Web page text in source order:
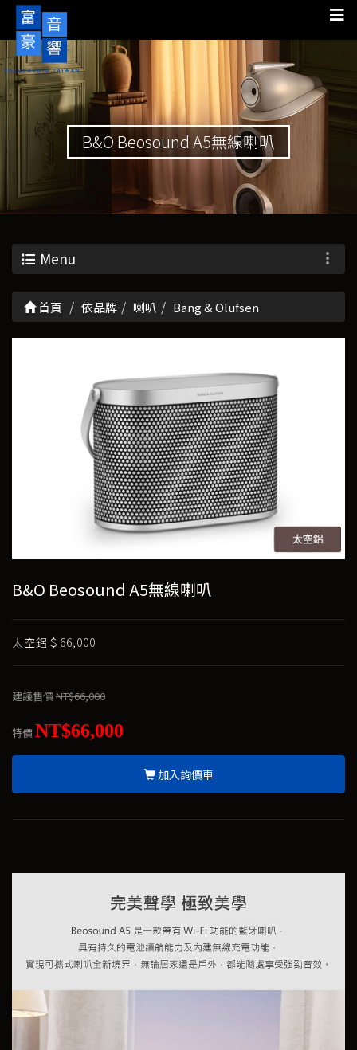
B&O Beosound A5無線喇叭
Menu
首頁 依品牌 喇叭 Bang & Olufsen
B&O Beosound A5無線喇叭
太空鋁＄66,000
建議售價NT$66,000
特價NT$66,000
加入詢價車